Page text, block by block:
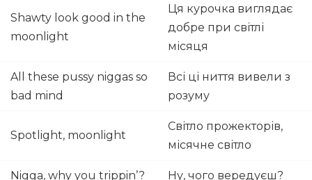
Shawty look good in the
moonlight
Ця курочка виглядає
добре при світлі
місяця
All these pussy niggas so
bad mind
Всі ці ниття вивели з
розуму
Spotlight, moonlight
Світло прожекторів,
місячне світло
Nigga, why you trippin’?
Ну, чого вередуєш?